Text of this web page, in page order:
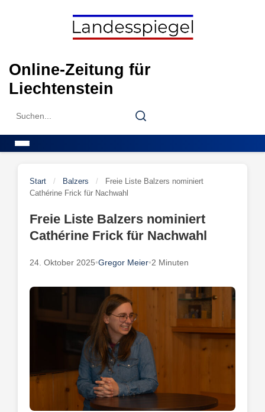
Online-Zeitung für
Liechtenstein
Search
Search
Start / Balzers /
Freie Liste Balzers nominiert
Cathérine Frick für Nachwahl
Freie Liste Balzers nominiert
Cathérine Frick für Nachwahl
24. Oktober 2025•Gregor Meier•2 Minuten